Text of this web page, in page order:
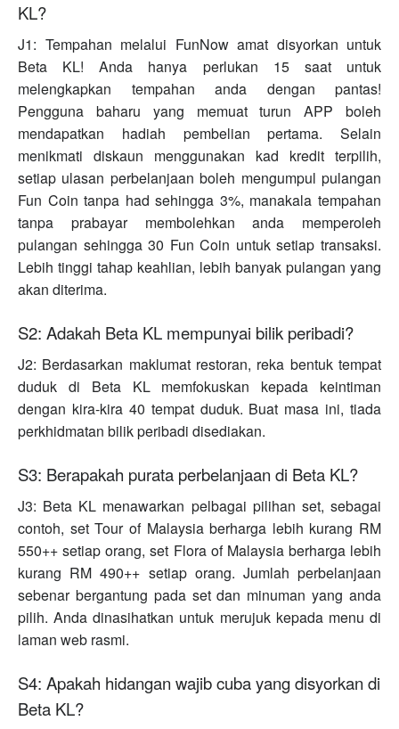
KL?
J1: Tempahan melalui FunNow amat disyorkan untuk
Beta KL! Anda hanya perlukan 15 saat untuk
melengkapkan tempahan anda dengan pantas!
Pengguna baharu yang memuat turun APP boleh
mendapatkan hadiah pembelian pertama. Selain
menikmati diskaun menggunakan kad kredit terpilih,
setiap ulasan perbelanjaan boleh mengumpul pulangan
Fun Coin tanpa had sehingga 3%, manakala tempahan
tanpa prabayar membolehkan anda memperoleh
pulangan sehingga 30 Fun Coin untuk setiap transaksi.
Lebih tinggi tahap keahlian, lebih banyak pulangan yang
akan diterima.
S2: Adakah Beta KL mempunyai bilik peribadi?
J2: Berdasarkan maklumat restoran, reka bentuk tempat
duduk di Beta KL memfokuskan kepada keintiman
dengan kira-kira 40 tempat duduk. Buat masa ini, tiada
perkhidmatan bilik peribadi disediakan.
S3: Berapakah purata perbelanjaan di Beta KL?
J3: Beta KL menawarkan pelbagai pilihan set, sebagai
contoh, set Tour of Malaysia berharga lebih kurang RM
550++ setiap orang, set Flora of Malaysia berharga lebih
kurang RM 490++ setiap orang. Jumlah perbelanjaan
sebenar bergantung pada set dan minuman yang anda
pilih. Anda dinasihatkan untuk merujuk kepada menu di
laman web rasmi.
S4: Apakah hidangan wajib cuba yang disyorkan di
Beta KL?